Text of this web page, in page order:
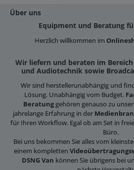
Über uns
Equipment und Beratung
Herzlich willkommen im
Wir liefern und beraten im
und Audiotechnik sowie
Wir sind herstellerunabhängig und
Lösung. Unabhängig vom Budget.
Beratunggehören genauso zu
jahrelange Erfahrung in der
für Ihren Workflow. Egal ob am Set in
Büro.
Bei uns bekommen Sie alles vom
einem kompletten
DSNG Van können Sie übrigens bei